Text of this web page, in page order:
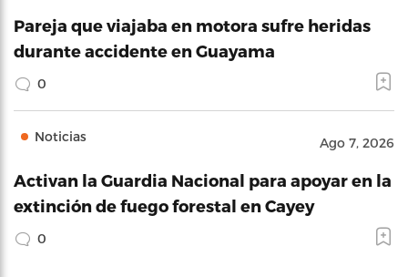
Pareja que viajaba en motora sufre heridas
durante accidente en Guayama
0
Noticias Ago 7, 2026
Activan la Guardia Nacional para apoyar en la
extinción de fuego forestal en Cayey
0